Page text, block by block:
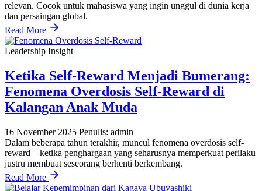
relevan. Cocok untuk mahasiswa yang ingin unggul di dunia kerja
dan persaingan global.
Read More
Leadership Insight
Ketika Self-Reward Menjadi Bumerang:
Fenomena Overdosis Self-Reward di
Kalangan Anak Muda
16 November 2025 Penulis: admin
Dalam beberapa tahun terakhir, muncul fenomena overdosis self-
reward—ketika penghargaan yang seharusnya memperkuat perilaku
justru membuat seseorang berhenti berkembang.
Read More